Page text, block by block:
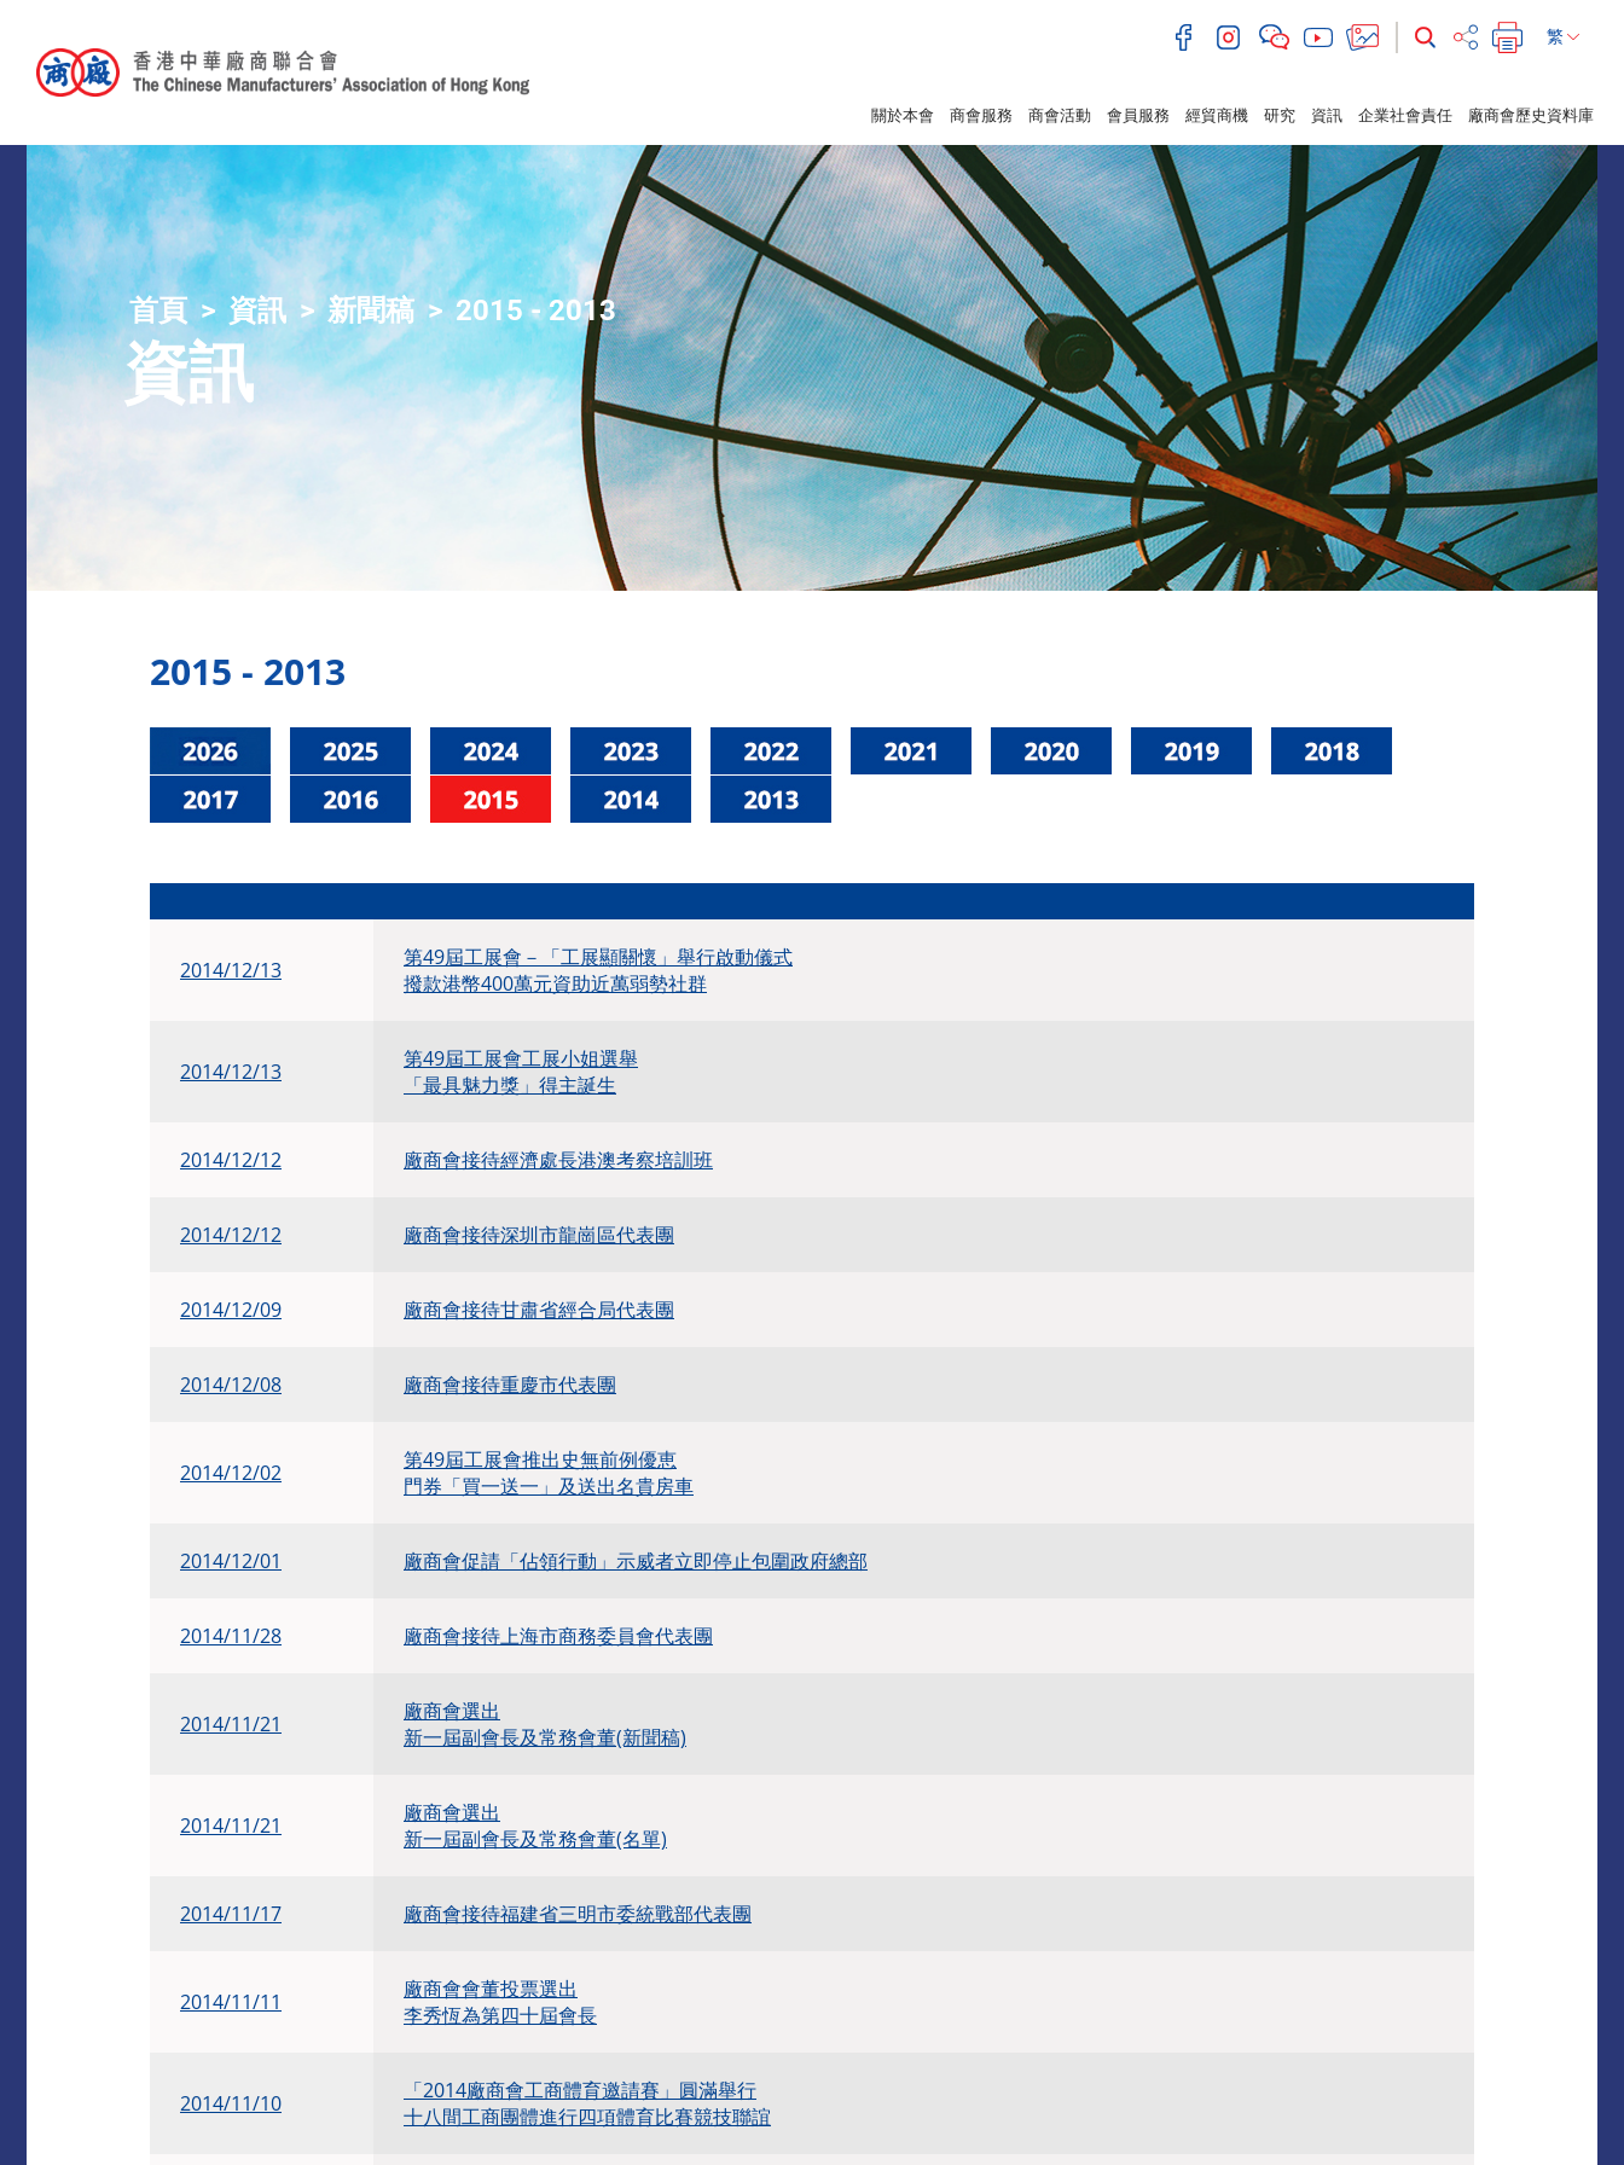
繁
關於本會 商會服務 商會活動 會員服務 經貿商機 研究 資訊 企業社會責任 廠商會歷史資料庫
首頁 資訊 新聞稿 2015 - 2013
資訊
2015 - 2013
2014/12/13
第49屆工展會－「工展顯關懷」舉行啟動儀式
撥款港幣400萬元資助近萬弱勢社群
2014/12/13
第49屆工展會工展小姐選舉
「最具魅力獎」得主誕生
2014/12/12 廠商會接待經濟處長港澳考察培訓班
2014/12/12 廠商會接待深圳市龍崗區代表團
2014/12/09 廠商會接待甘肅省經合局代表團
2014/12/08 廠商會接待重慶市代表團
2014/12/02
第49屆工展會推出史無前例優恵
門券「買一送一」及送出名貴房車
2014/12/01 廠商會促請「佔領行動」示威者立即停止包圍政府總部
2014/11/28 廠商會接待上海市商務委員會代表團
2014/11/21
廠商會選出
新一屆副會長及常務會董(新聞稿)
2014/11/21
廠商會選出
新一屆副會長及常務會董(名單)
2014/11/17 廠商會接待福建省三明市委統戰部代表團
2014/11/11
廠商會會董投票選出
李秀恆為第四十屆會長
2014/11/10
「2014廠商會工商體育邀請賽」圓滿舉行
十八間工商團體進行四項體育比賽競技聯誼